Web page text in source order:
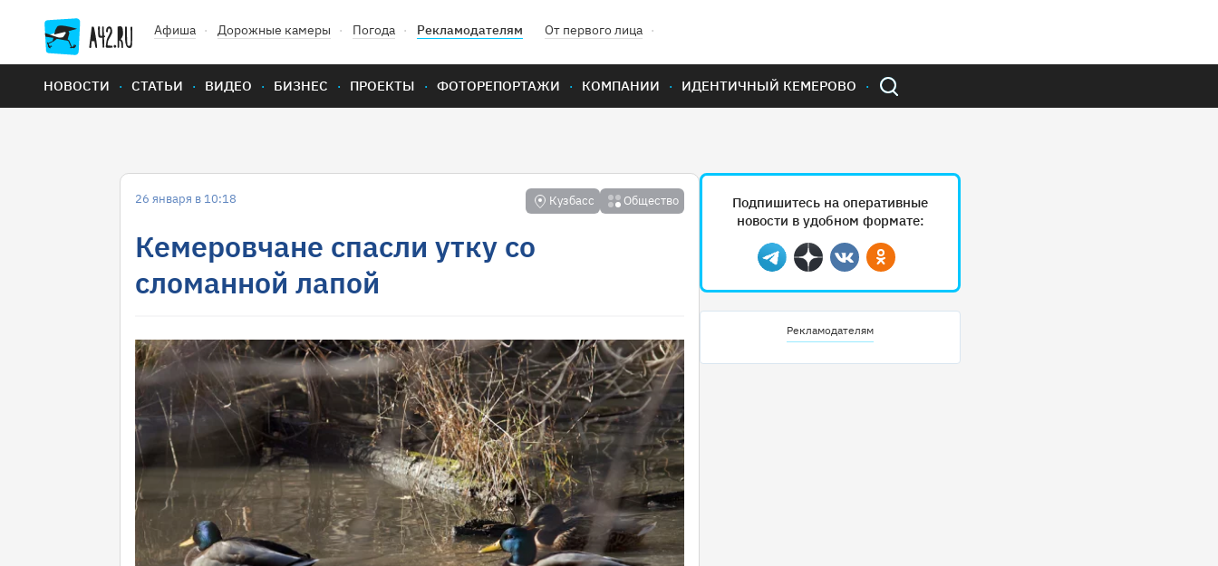
Афиша Дорожные камеры Погода Рекламодателям От первого лица
НОВОСТИ СТАТЬИ ВИДЕО БИЗНЕС ПРОЕКТЫ ФОТОРЕПОРТАЖИ КОМПАНИИ ИДЕНТИЧНЫЙ КЕМЕРОВО
26 января в 10:18 Кузбасс Общество
Кемеровчане спасли утку со
сломанной лапой
Подпишитесь на оперативные
новости в удобном формате:
Telegram
ДзенВконтактеОдноклассники
Рекламодателям